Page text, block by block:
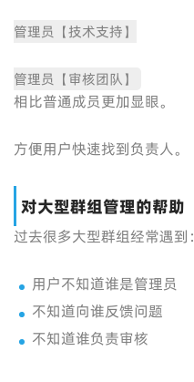
管理员【技术支持】
管理员【审核团队】
相比普通成员更加显眼。
方便用户快速找到负责人。
对大型群组管理的帮助
过去很多大型群组经常遇到：
用户不知道谁是管理员
不知道向谁反馈问题
不知道谁负责审核